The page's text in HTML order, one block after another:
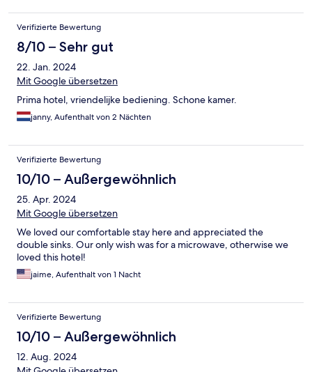
Verifizierte Bewertung
8/10 – Sehr gut
22. Jan. 2024
Mit Google übersetzen
Prima hotel, vriendelijke bediening. Schone kamer.
janny, Aufenthalt von 2 Nächten
Verifizierte Bewertung
10/10 – Außergewöhnlich
25. Apr. 2024
Mit Google übersetzen
We loved our comfortable stay here and appreciated the
double sinks. Our only wish was for a microwave, otherwise we
loved this hotel!
jaime, Aufenthalt von 1 Nacht
Verifizierte Bewertung
10/10 – Außergewöhnlich
12. Aug. 2024